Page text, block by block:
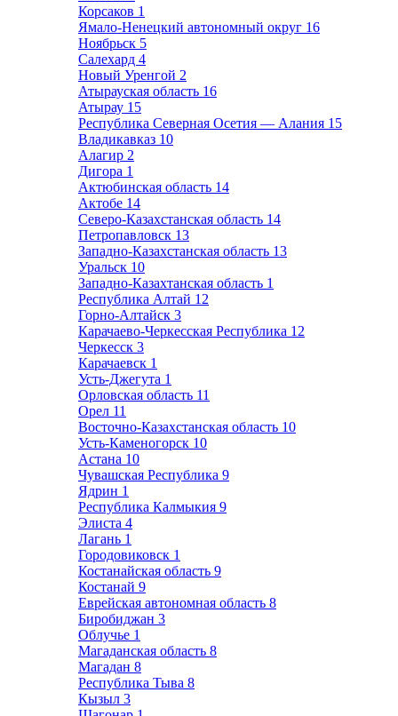
Корсаков 1
Ямало-Ненецкий автономный округ 16
Ноябрьск 5
Салехард 4
Новый Уренгой 2
Атырауская область 16
Атырау 15
Республика Северная Осетия — Алания 15
Владикавказ 10
Алагир 2
Дигора 1
Актюбинская область 14
Актобе 14
Северо-Казахстанская область 14
Петропавловск 13
Западно-Казахстанская область 13
Уральск 10
Западно-Казахтанская область 1
Республика Алтай 12
Горно-Алтайск 3
Карачаево-Черкесская Республика 12
Черкесск 3
Карачаевск 1
Усть-Джегута 1
Орловская область 11
Орел 11
Восточно-Казахстанская область 10
Усть-Каменогорск 10
Астана 10
Чувашская Республика 9
Ядрин 1
Республика Калмыкия 9
Элиста 4
Лагань 1
Городовиковск 1
Костанайская область 9
Костанай 9
Еврейская автономная область 8
Биробиджан 3
Облучье 1
Магаданская область 8
Магадан 8
Республика Тыва 8
Кызыл 3